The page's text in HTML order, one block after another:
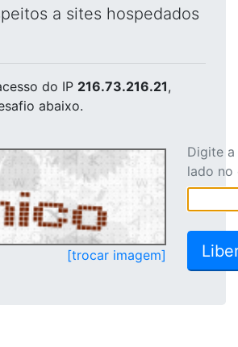
a sites hospedados
do IP 216.73.216.21,
abaixo.
[trocar imagem]
Digite
lado no